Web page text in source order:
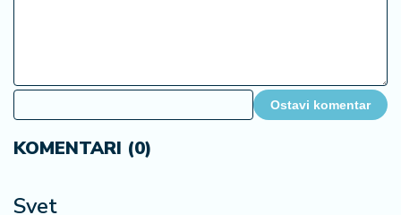
Ostavi komentar
KOMENTARI (0)
Svet